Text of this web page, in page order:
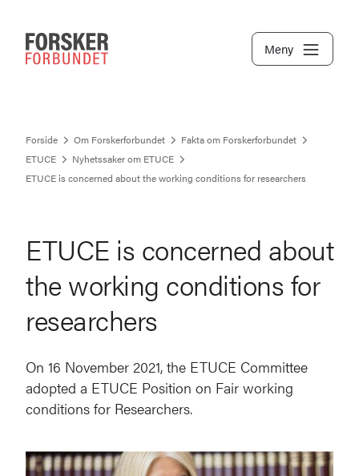
Meny
Forside Om Forskerforbundet
Fakta om Forskerforbundet
ETUCE
Nyhetssaker om ETUCE
ETUCE is concerned about the working conditions for researchers
ETUCE is concerned about
the working conditions for
researchers
On 16 November 2021, the ETUCE Committee
adopted a ETUCE Position on Fair working
conditions for Researchers.